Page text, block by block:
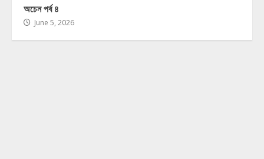
অচেন পর্ব ৪
June 5, 2026